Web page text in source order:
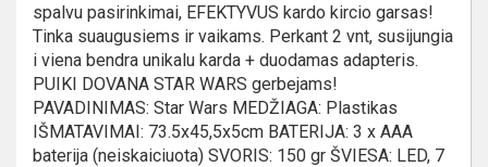
spalvu pasirinkimai, EFEKTYVUS kardo kircio garsas!
Tinka suaugusiems ir vaikams. Perkant 2 vnt, susijungia
i viena bendra unikalu karda + duodamas adapteris.
PUIKI DOVANA STAR WARS gerbejams!
PAVADINIMAS: Star Wars MEDŽIAGA: Plastikas
IŠMATAVIMAI: 73.5x45,5x5cm BATERIJA: 3 x AAA
baterija (neiskaiciuota) SVORIS: 150 gr ŠVIESA: LED, 7